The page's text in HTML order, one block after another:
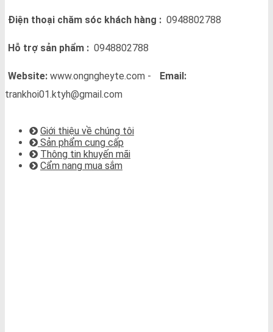
Điện thoại chăm sóc khách hàng : 0948802788
Hỗ trợ sản phẩm : 0948802788
Website: www.ongngheyte.com -
Email:
trankhoi01.ktyh@gmail.com
Giới thiệu về chúng tôi
Sản phẩm cung cấp
Thông tin khuyến mãi
Cẩm nang mua sắm